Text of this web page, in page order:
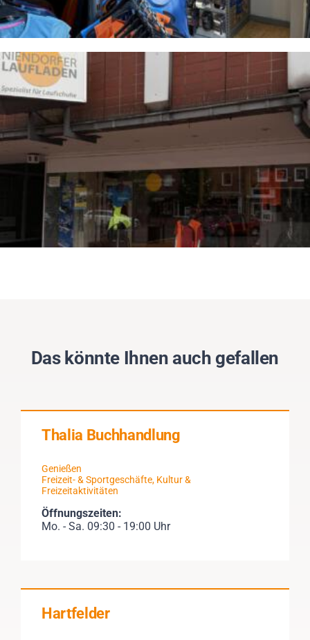
Das könnte Ihnen auch gefallen
Thalia Buchhandlung
Genießen
Freizeit- & Sportgeschäfte, Kultur &
Freizeitaktivitäten
Öffnungszeiten:
Mo. - Sa. 09:30 - 19:00 Uhr
Hartfelder